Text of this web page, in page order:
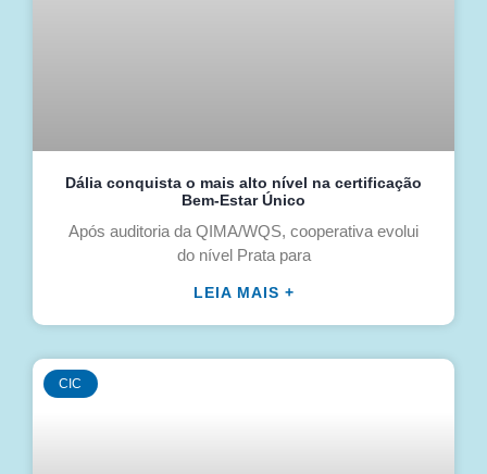
Dália conquista o mais alto nível na certificação
Bem-Estar Único
Após auditoria da QIMA/WQS, cooperativa evolui
do nível Prata para
LEIA MAIS +
CIC